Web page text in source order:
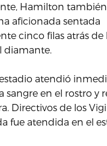
Hamilton
aficionada sentada
cinco filas atrás de
diamante.
atendió
sangre en el rostro y
Directivos de los
fue atendida en el